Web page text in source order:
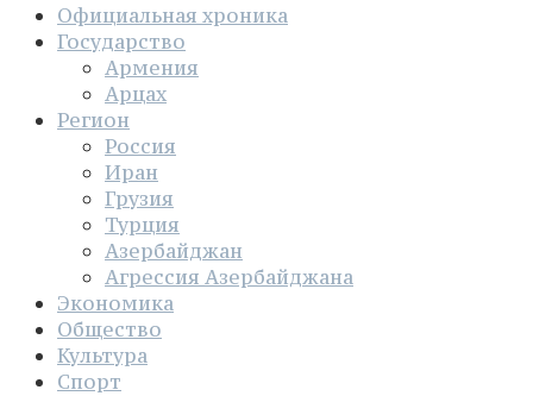
Официальная хроника
Государство
Армения
Арцах
Регион
Россия
Иран
Грузия
Турция
Азербайджан
Агрессия Азербайджана
Экономика
Общество
Культура
Спорт